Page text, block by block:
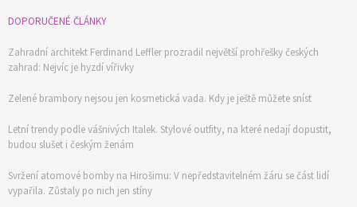
DOPORUČENÉ ČLÁNKY
Zahradní architekt Ferdinand Leffler prozradil největší prohřešky českých
zahrad: Nejvíc je hyzdí vířivky
Zelené brambory nejsou jen kosmetická vada. Kdy je ještě můžete sníst
Letní trendy podle vášnivých Italek. Stylové outfity, na které nedají dopustit,
budou slušet i českým ženám
Svržení atomové bomby na Hirošimu: V nepředstavitelném žáru se část lidí
vypařila. Zůstaly po nich jen stíny